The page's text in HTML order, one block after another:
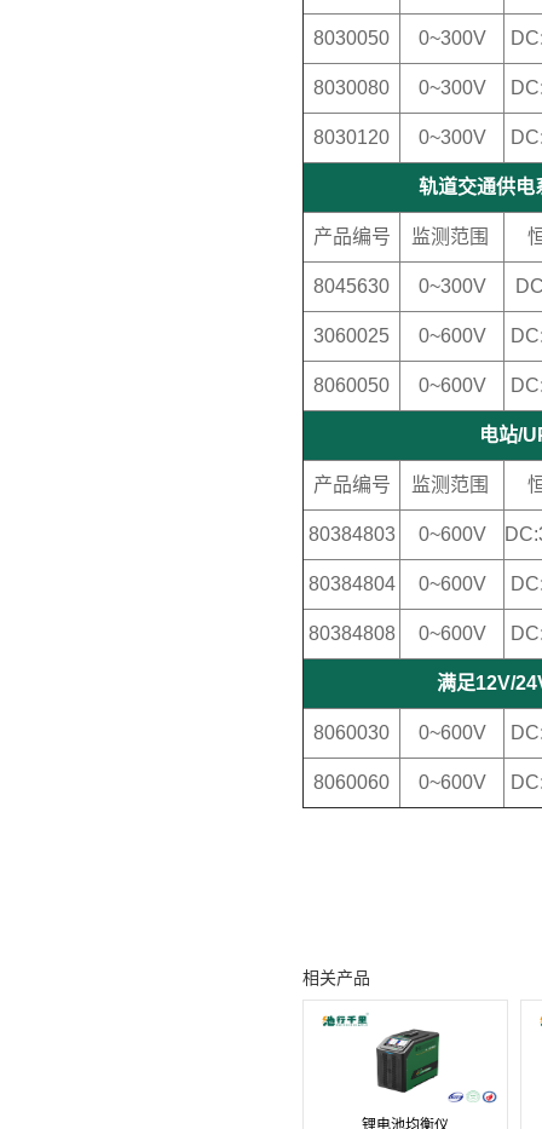
8030050 0~300V
8030080 0~300V
8030120 0~300V
轨道交通供电
产品编号 监测范围
8045630 0~300V
3060025 0~600V
8060050 0~600V
电站/
产品编号 监测范围
80384803 0~600V
80384804 0~600V
80384808 0~600V
满足12V/
8060030 0~600V
8060060 0~600V
相关产品
锂电池均衡仪